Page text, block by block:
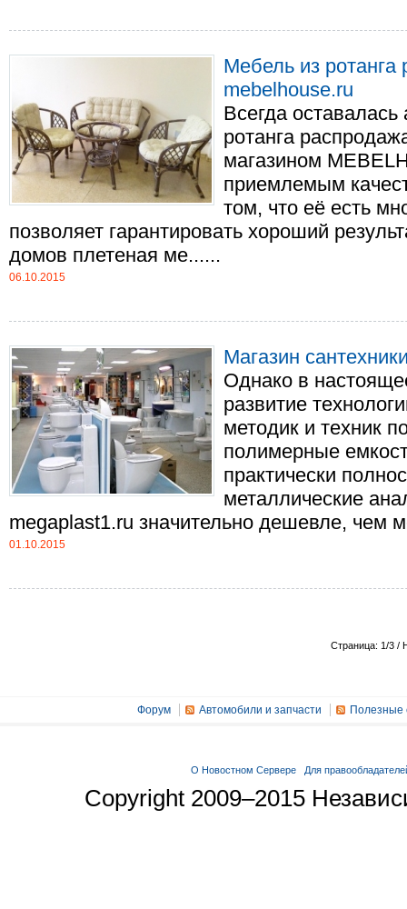
Мебель из ротанга
mebelhouse.ru
Всегда
ротанга
магазином
приемлемым
том, что её есть
позволяет гарантировать хороший
домов плетеная ме......
06.10.2015
Магазин
Однако в
развитие
методик и техник
полимерные
практически
металлические
megaplast1.ru значительно дешевле, чем
01.10.2015
Страница: 1/3 /
Форум Автомобили и запчасти Полезные
О Новостном Сервере Для
Copyright 2009–2015